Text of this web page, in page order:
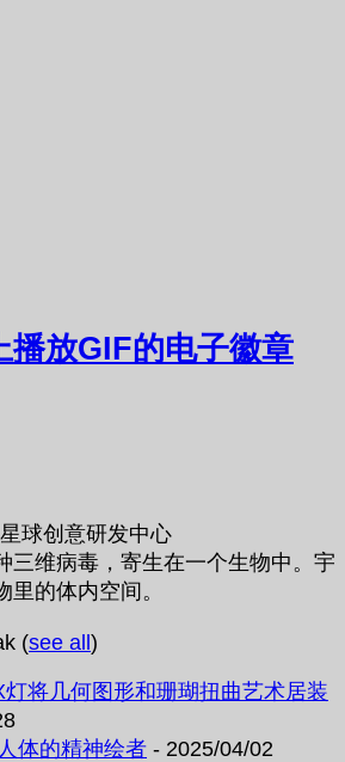
播放GIF的电子徽章
球创意研发中心
三维病毒，寄生在一个生物中。宇
的体内空间。
(see all)
将几何图形和珊瑚扭曲艺术居装
体的精神绘者 - 2025/04/02